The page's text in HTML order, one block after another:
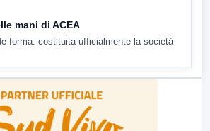
mani di ACEA
forma: costituita ufficialmente la società